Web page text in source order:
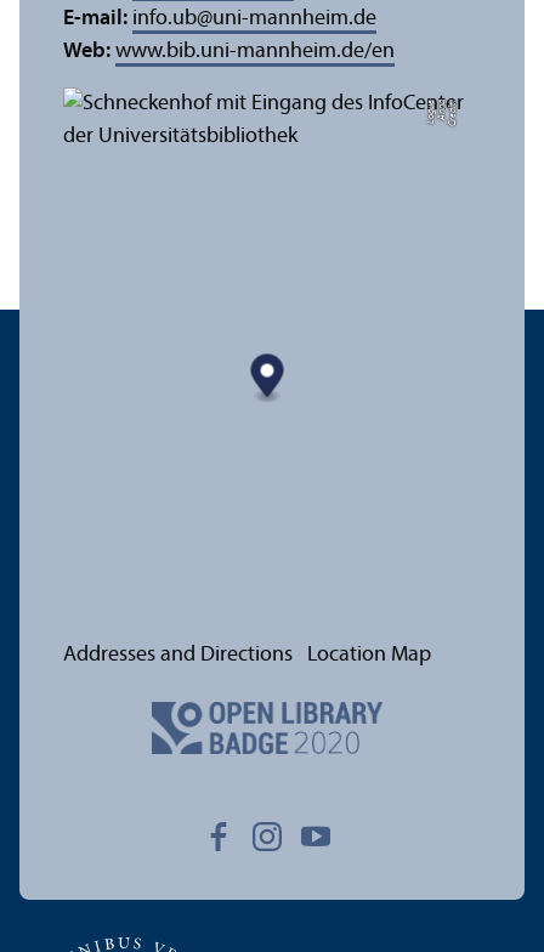
C
r
e
di
t:
A
n
n
a
L
o
g
u
e
E-mail: info.ub@uni-mannheim.de
Web: www.bib.uni-mannheim.de/en
Addresses and Directions Location Map